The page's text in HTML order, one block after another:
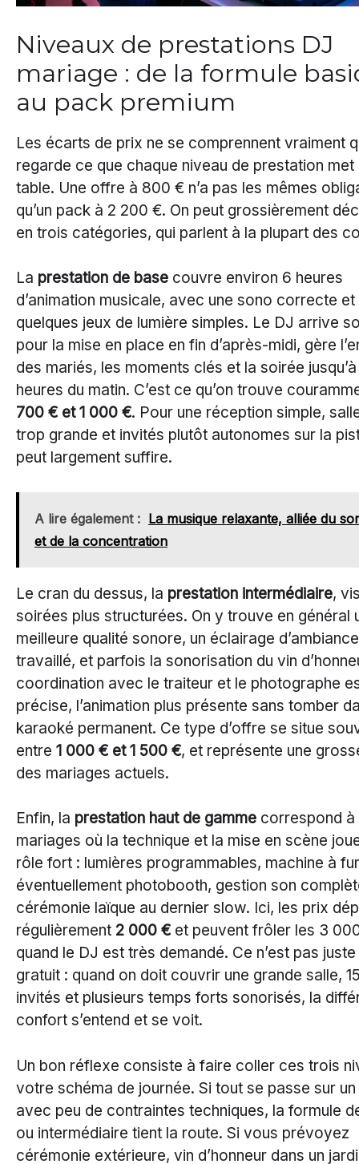
Niveaux de prestations DJ
mariage : de la formule
au pack premium
Les écarts de prix ne se comprennent vraiment
regarde ce que chaque niveau de prestation met
table. Une offre à 800 € n’a pas les mêmes
qu’un pack à 2 200 €. On peut grossièrement
en trois catégories, qui parlent à la plupart des
La prestation de base couvre environ 6 heures
d’animation musicale, avec une sono correcte et
quelques jeux de lumière simples. Le DJ arrive
pour la mise en place en fin d’après-midi, gère
des mariés, les moments clés et la soirée
heures du matin. C’est ce qu’on trouve
700 € et 1 000 €. Pour une réception simple,
trop grande et invités plutôt autonomes sur la
peut largement suffire.
A lire également : La musique relaxante, alliée du
et de la concentration
Le cran du dessus, la prestation intermédiaire,
soirées plus structurées. On y trouve en général
meilleure qualité sonore, un éclairage
travaillé, et parfois la sonorisation du vin
coordination avec le traiteur et le photographe
précise, l’animation plus présente sans tomber
karaoké permanent. Ce type d’offre se situe
entre 1 000 € et 1 500 €, et représente une
des mariages actuels.
Enfin, la prestation haut de gamme correspond à
mariages où la technique et la mise en scène
rôle fort : lumières programmables, machine à
éventuellement photobooth, gestion son
cérémonie laïque au dernier slow. Ici, les prix
régulièrement 2 000 € et peuvent frôler les 3
quand le DJ est très demandé. Ce n’est pas
gratuit : quand on doit couvrir une grande salle,
invités et plusieurs temps forts sonorisés, la
confort s’entend et se voit.
Un bon réflexe consiste à faire coller ces trois
votre schéma de journée. Si tout se passe sur un
avec peu de contraintes techniques, la formule
ou intermédiaire tient la route. Si vous prévoyez
cérémonie extérieure, vin d’honneur dans un